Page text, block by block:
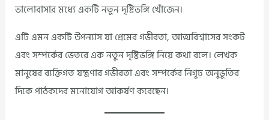
ভালোবাসার মধ্যে একটি নতুন দৃষ্টিভঙ্গি খোঁজেন।
এটি এমন একটি উপন্যাস যা প্রেমের গভীরতা, আত্মবিশ্বাসের সংকট
এবং সম্পর্কের ভেতরে এক নতুন দৃষ্টিভঙ্গি নিয়ে কথা বলে। লেখক
মানুষের ব্যক্তিগত যন্ত্রণার গভীরতা এবং সম্পর্কের নিগূঢ় অনুভূতির
দিকে পাঠকদের মনোযোগ আকর্ষণ করেছেন।